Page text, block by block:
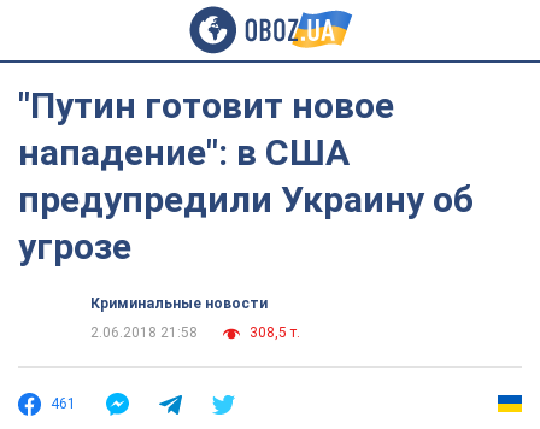
"Путин готовит новое
нападение": в США
предупредили Украину об
угрозе
Криминальные новости
2.06.2018 21:58
308,5 т.
461